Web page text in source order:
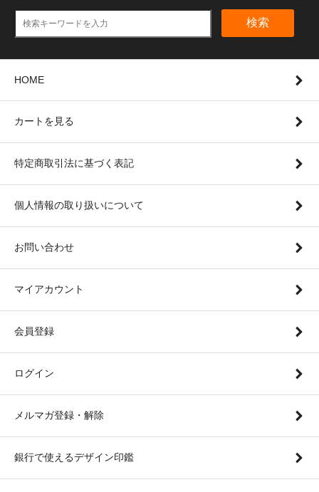
検索
HOME
カートを見る
特定商取引法に基づく表記
個人情報の取り扱いについて
お問い合わせ
マイアカウント
会員登録
ログイン
メルマガ登録・解除
銀行で使えるデザイン印鑑